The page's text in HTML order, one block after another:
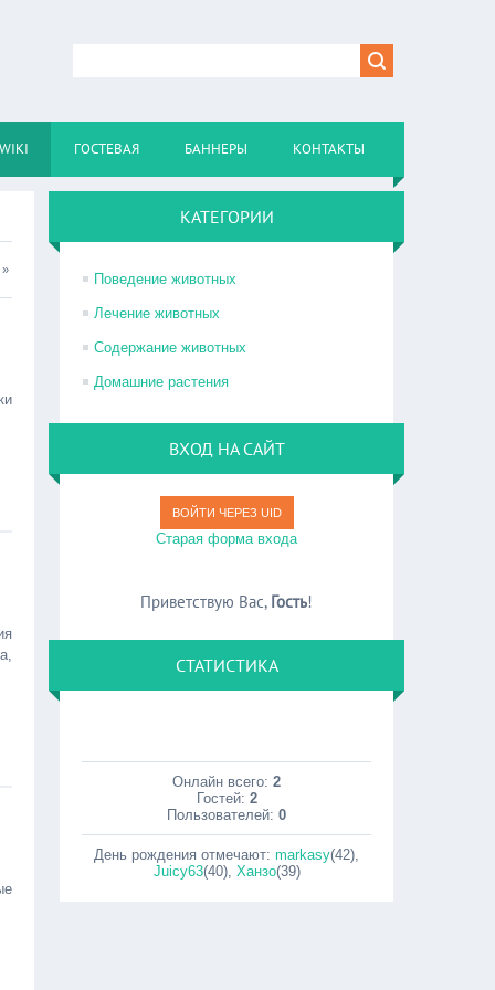
WIKI ГОСТЕВАЯ БАННЕРЫ КОНТАКТЫ
»
КАТЕГОРИИ
Поведение животных
Лечение животных
Содержание животных
Домашние растения
ВХОД НА САЙТ
ВОЙТИ ЧЕРЕЗ UID
Старая форма входа
Приветствую Вас, Гость!
СТАТИСТИКА
Онлайн всего:2
Гостей: 2
Пользователей:0
День рождения отмечают:markasy(42),
Juicy63(40), Ханзо(39)